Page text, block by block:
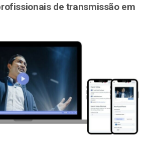
de transmissão em